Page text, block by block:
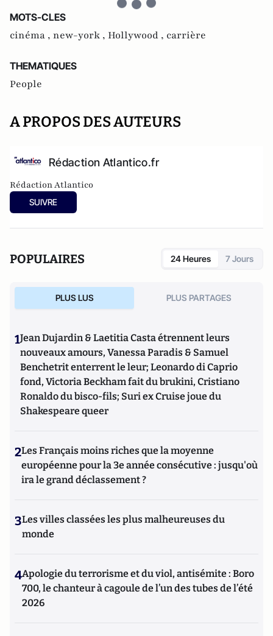
MOTS-CLES
cinéma , new-york , Hollywood , carrière
THEMATIQUES
People
A PROPOS DES AUTEURS
Rédaction Atlantico.fr
Rédaction Atlantico
SUIVRE
POPULAIRES 24 Heures 7 Jours
PLUS LUS PLUS PARTAGES
1Jean Dujardin & Laetitia Casta étrennent leurs
nouveaux amours, Vanessa Paradis & Samuel
Benchetrit enterrent le leur; Leonardo di Caprio
fond, Victoria Beckham fait du brukini, Cristiano
Ronaldo du bisco-fils; Suri ex Cruise joue du
Shakespeare queer
2Les Français moins riches que la moyenne
européenne pour la 3e année consécutive : jusqu'où
ira le grand déclassement ?
3Les villes classées les plus malheureuses du
monde
4Apologie du terrorisme et du viol, antisémite : Boro
700, le chanteur à cagoule de l’un des tubes de l’été
2026